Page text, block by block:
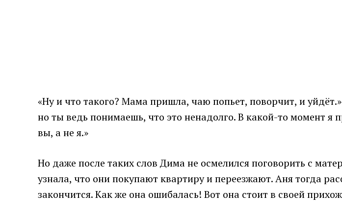
«Ну и что такого? Мама пришла, чаю попьет, поворчит, и
но ты ведь понимаешь, что это ненадолго. В какой-то момент я
вы, а не я.»
Но даже после таких слов Дима не осмелился поговорить с
узнала, что они покупают квартиру и переезжают. Аня тогда
закончится. Как же она ошибалась! Вот она стоит в своей